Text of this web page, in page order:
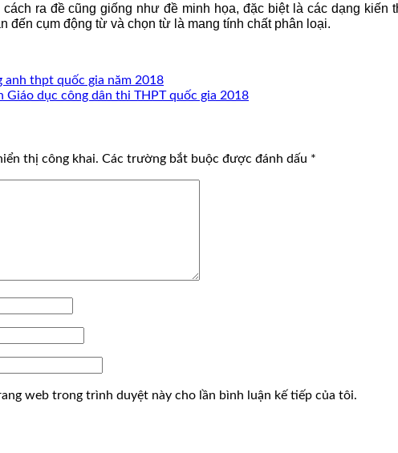
ra đề cũng giống như đề minh họa, đặc biệt là các dạng
đến cụm động từ và chọn từ là mang tính chất phân loại.
thpt quốc gia năm 2018
Giáo dục công dân thi THPT quốc gia 2018
thị công khai. Các trường bắt buộc được đánh dấu *
web trong trình duyệt này cho lần bình luận kế tiếp của tôi.